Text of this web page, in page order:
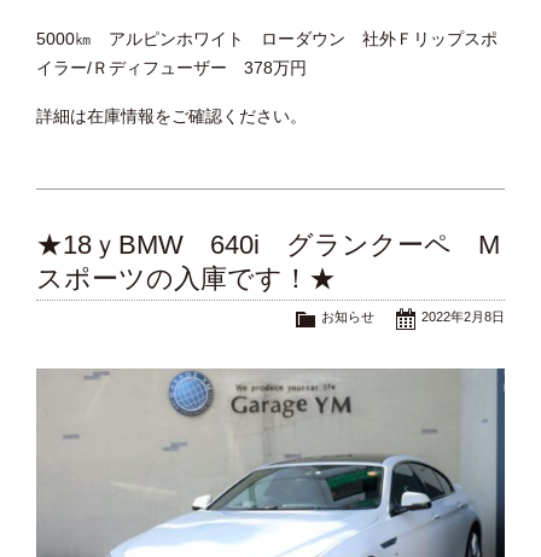
5000㎞ アルピンホワイト ローダウン 社外Ｆリップスポ
イラー/Ｒディフューザー 378万円
詳細は在庫情報をご確認ください。
★18ｙBMW 640i グランクーペ M
スポーツの入庫です！★
2022年2月8日
お知らせ